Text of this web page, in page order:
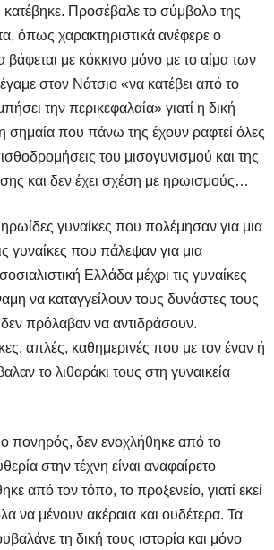
κατέβηκε. Προσέβαλε το σύμβολο της
όπως χαρακτηριστικά ανέφερε ο
βάφεται με κόκκινο μόνο με το αίμα των
στον Νάτσιο «να κατέβει από το
την περικεφαλαία» γιατί η δική
η σημαία που πάνω της έχουν ραφτεί όλες
του μισογυνισμού και της
και δεν έχει σχέση με ηρωισμούς…
ηρωίδες γυναίκες που πολέμησαν για μια
γυναίκες που πάλεψαν για μια
Ελλάδα μέχρι τις γυναίκες
να καταγγείλουν τους δυνάστες τους
δεν πρόλαβαν να αντιδράσουν.
απλές, καθημερινές που με τον έναν ή
το λιθαράκι τους στη γυναικεία
πονηρός, δεν ενοχλήθηκε από το
στην τέχνη είναι αναφαίρετο
από τον τόπο, το προξενείο, γιατί εκεί
να μένουν ακέραια και ουδέτερα. Τα
τη δική τους ιστορία και μόνο